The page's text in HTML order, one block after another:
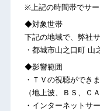
※上記の時間帯でサー
◆対象世帯
下記の地域で、弊社
・都城市山之口町
◆影響範囲
・ＴＶの視聴ができま
（地上波、ＢＳ、ＣＡ
・インターネットサ